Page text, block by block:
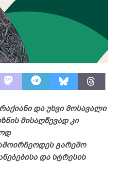
და უხვი მოსავალი
მისაღწევად კი
გარემო
და სტრესის